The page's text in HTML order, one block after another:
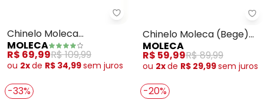
Moleca - Chinelo Moleca
Chinelo Moleca
(Amarelo) em Sintético
MOLECA
R$ 69,99R$ 109,99
ou 2xde R$ 34,99sem juros
Chinelo Moleca (Bege)
com Bordado
MOLECA
R$ 59,99R$ 89,99
ou 2xde R$ 29,99sem juros
-33% -20%